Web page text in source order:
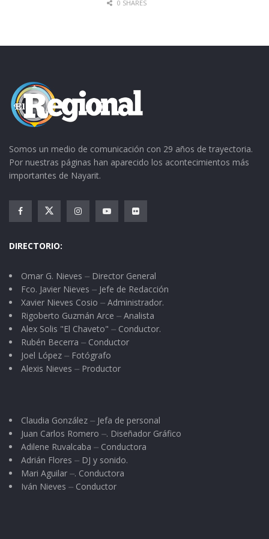
0 SHARES
Somos un medio de comunicación con 29 años de trayectoria.
Por nuestras páginas han aparecido los acontecimientos más
importantes de Nayarit.
DIRECTORIO:
Omar G. Nieves ⏤ Director General
Fco. Javier Nieves ⏤ Jefe de Redacción
Xavier Nieves Cosio ⏤ Administrador.
Rigoberto Guzmán Arce ⏤ Analista
Alex Solis "El Chaveto" ⏤ Conductor.
Rubén Becerra ⏤ Conductor
Joel López ⏤ Fotógrafo
Alexis Nieves ⏤ Productor
Claudia González ⏤ Jefa de personal
Juan Carlos Romero ⏤. Diseñador Gráfico
Adilene Ruvalcaba ⏤ Conductora
Adrián Flores ⏤ DJ y sonido.
Mari Aguilar ⏤. Conductora
Iván Nieves ⏤ Conductor